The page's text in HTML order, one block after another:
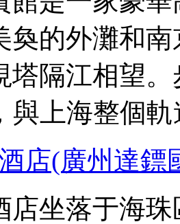
奐的外灘和
塔隔江相望
與上海整個
店(廣州達
店坐落于海